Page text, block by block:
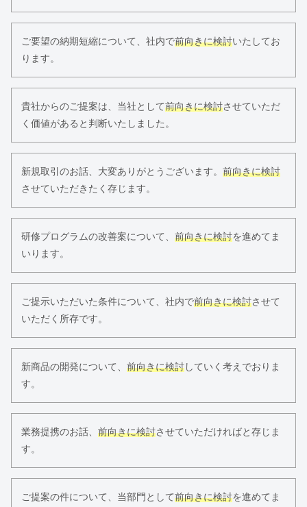
ご要望の納期短縮について、社内で前向きに検討いたしてお
ります。
貴社からのご提案は、当社として前向きに検討させていただ
く価値があると判断いたしました。
新規取引のお話、大変ありがとうございます。 前向きに検討
させていただきたく存じます。
研修プログラムの改善案について、 前向きに検討を進めてま
いります。
ご提示いただいた条件について、社内で前向きに検討させて
いただく所存です。
新商品の開発について、 前向きに検討していく考えでおりま
す。
業務提携のお話、 前向きに検討させていただければと存じま
す。
ご提案の件について、当部門として前向きに検討を進めてま